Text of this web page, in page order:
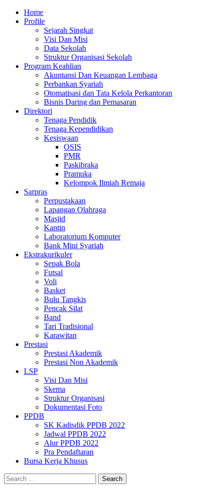
Skip
Primary
Menu
Home
Profile
Sejarah Singkat
Visi Dan Misi
Data Sekolah
Struktur Organisasi Sekolah
Program Keahlian
Akuntansi Dan Keuangan Lembaga
Perbankan Syariah
Otomatisasi dan Tata Kelola Perkantoran
Bisnis Daring dan Pemasaran
Direktori
Tenaga Pendidik
Tenaga Kependidikan
Kesiswaan
OSIS
PMR
Paskibraka
Pramuka
Kelompok Ilmiah Remaja
Sarpras
Perpustakaan
Lapangan Olahraga
Masjid
Kantin
Laboratorium Komputer
Bank Mini Syariah
Ekstrakurikuler
Sepak Bola
Futsal
Voli
Basket
Bulu Tangkis
Pencak Silat
Band
Tari Tradisional
Karawitan
Prestasi
Prestasi Akademik
Prestasi Non Akademik
LSP
Visi Dan Misi
Skema
Struktur Organisasi
Dokumentasi Foto
PPDB
SK Kadisdik PPDB 2022
Jadwal PPDB 2022
Alur PPDB 2022
Pra Pendaftaran
Bursa Kerja Khusus
Search
for: